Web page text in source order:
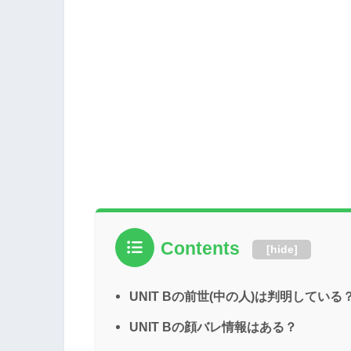
Contents [hide]
UNIT Bの前世(中の人)は判明している
UNIT Bの顔バレ情報はある？